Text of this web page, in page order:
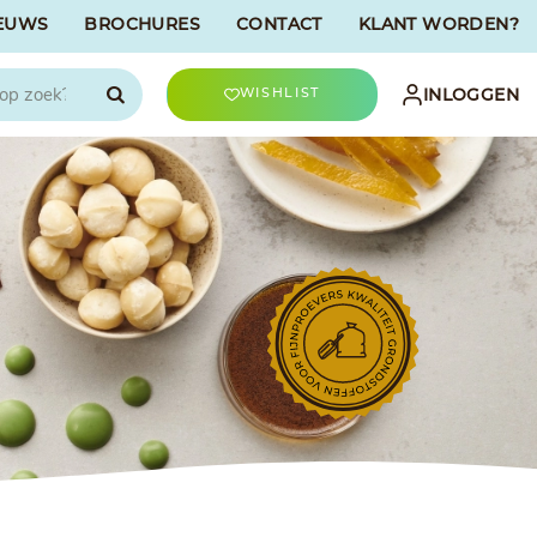
BROCHURES CONTACT KLANT WORDEN?
CHOCOLATREE
Accessoires
Bûche Decoratie
Goud & Zilver
Halloween Decoratie
Kerst Decoratie
Kleuren van Patisserie
Liefde Decoratie
Paas Decoratie
 WISHLIST INLOGGEN